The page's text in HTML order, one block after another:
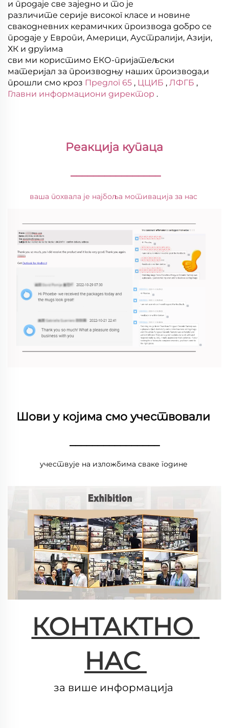
и продаје све заједно и то је
различите серије високог класе и новине
свакодневних керамичких производа добро се
продаје у Европи, Америци, Аустралији, Азији,
ХК и другима
сви ми користимо ЕКО-пријатељски
материјал за производњу наших производа,и
прошли смо кроз Предлог 65 , ЦЦИБ , ЛФГБ ,
Главни информациони директор .
Реакција купаца
________________
ваша похвала је најбоља мотивација за нас
Шови у којима смо учествовали
________________
учествује на изложбима сваке године
КОНТАКТНО
НАС
за више информација